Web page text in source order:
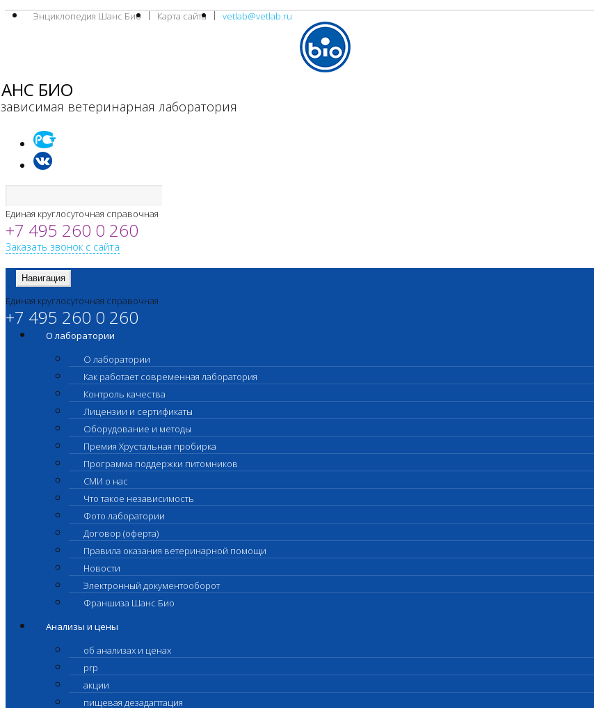
Энциклопедия Шанс Био Карта сайта vetlab@vetlab.ru
БИО
ветеринарная лаборатория
Единая круглосуточная справочная
+7 495 260 0 260
Заказать звонок с сайта
Навигация
Единая круглосуточная справочная
+7 495 260 0 260
О лаборатории
О лаборатории
Как работает современная лаборатория
Контроль качества
Лицензии и сертификаты
Оборудование и методы
Премия Хрустальная пробирка
Программа поддержки питомников
СМИ о нас
Что такое независимость
Фото лаборатории
Договор (оферта)
Правила оказания ветеринарной помощи
Новости
Электронный документооборот
Франшиза Шанс Био
Анализы и цены
об анализах и ценах
prp
акции
пищевая дезадаптация